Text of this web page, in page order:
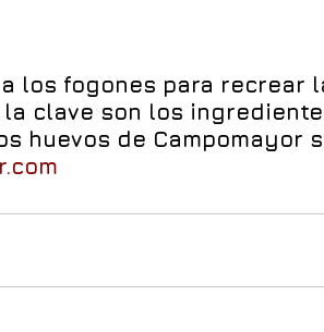
los fogones para recrear
clave son los
huevos de Campomayor